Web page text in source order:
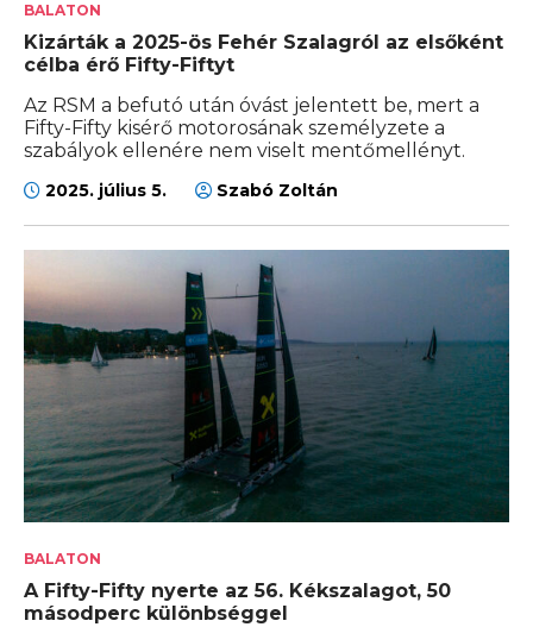
BALATON
Kizárták a 2025-ös Fehér Szalagról az elsőként
célba érő Fifty-Fiftyt
Az RSM a befutó után óvást jelentett be, mert a
Fifty-Fifty kisérő motorosának személyzete a
szabályok ellenére nem viselt mentőmellényt.
2025. július 5. Szabó Zoltán
BALATON
A Fifty-Fifty nyerte az 56. Kékszalagot, 50
másodperc különbséggel